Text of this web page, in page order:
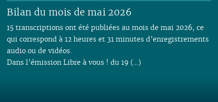
Bilan du mois de mai 2026
15 transcriptions ont été publiées au mois de mai 2026, ce
qui correspond à 12 heures et 31 minutes d’enregistrements
audio ou de vidéos.
Dans l’émission Libre à vous ! du 19 (…)